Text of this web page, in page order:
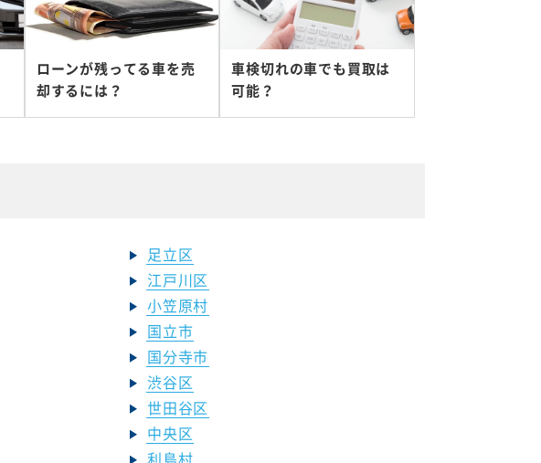
ローンが残ってる車を売
却するには？
車検切れの車でも買取は
可能？
足立区
江戸川区
小笠原村
国立市
国分寺市
渋谷区
世田谷区
中央区
利島村